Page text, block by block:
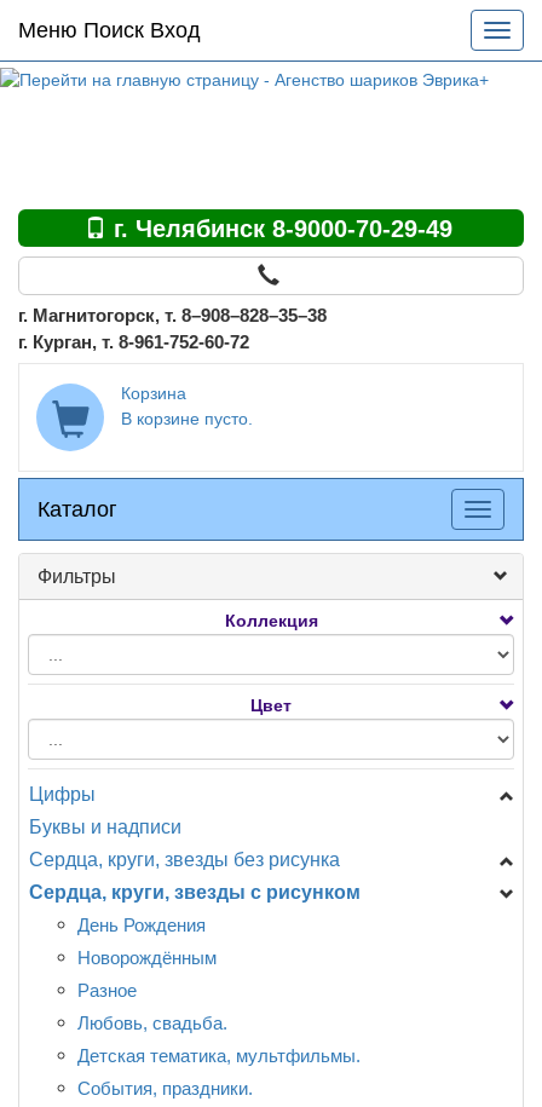
Основное
меню
по
Меню Поиск Вход
меню
г. Челябинск 8-9000-70-29-49
г. Магнитогорск, т. 8–908–828–35–38
г. Курган, т. 8-961-752-60-72
Корзина
В корзине пусто.
Каталог
Каталог
меню
Фильтры
Коллекция
Цвет
Цифры
Цифры Мини
Цифры на подставке
A - Анаграмм (США)
AG - Agura
F - ФлексМетал (ИСПАНИЯ)
CTI - США
GR - Италия
CN - Китай
Разное
Буквы и надписи
Сердца, круги, звезды без рисунка
Звезды
Сердца
Круги
Специальные
Сердца, круги, звезды с рисунком
День Рождения
Новорождённым
Разное
Любовь, свадьба.
Детская тематика, мультфильмы.
События, праздники.